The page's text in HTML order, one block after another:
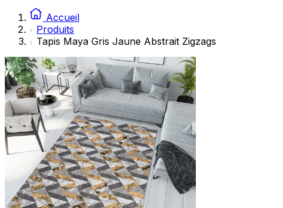
Accueil
Produits
Tapis Maya Gris Jaune Abstrait Zigzags